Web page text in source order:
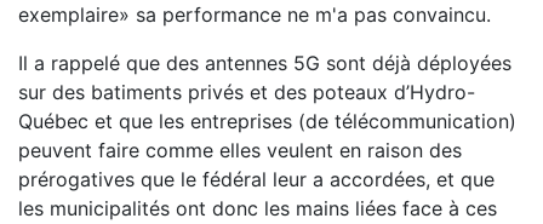
exemplaire» sa performance ne m'a pas convaincu.
Il a rappelé que des antennes 5G sont déjà déployées
sur des batiments privés et des poteaux d’Hydro-
Québec et que les entreprises (de télécommunication)
peuvent faire comme elles veulent en raison des
prérogatives que le fédéral leur a accordées, et que
les municipalités ont donc les mains liées face à ces